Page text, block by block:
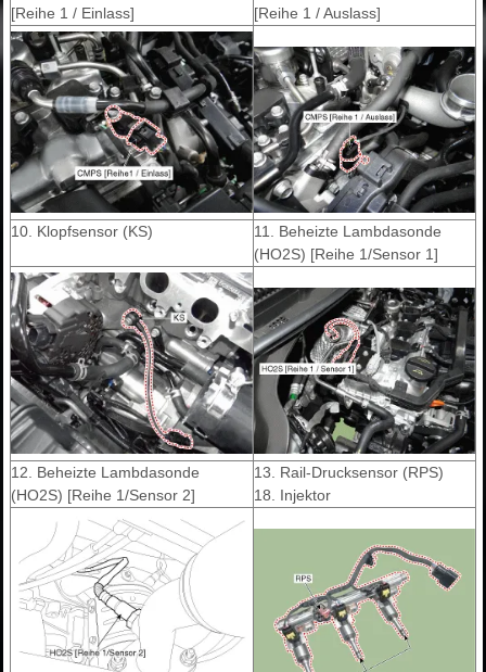
[Reihe 1 / Einlass]
[Reihe 1 / Auslass]
10. Klopfsensor (KS)
11. Beheizte Lambdasonde
(HO2S) [Reihe 1/Sensor 1]
12. Beheizte Lambdasonde
(HO2S) [Reihe 1/Sensor 2]
13. Rail-Drucksensor (RPS)
18. Injektor